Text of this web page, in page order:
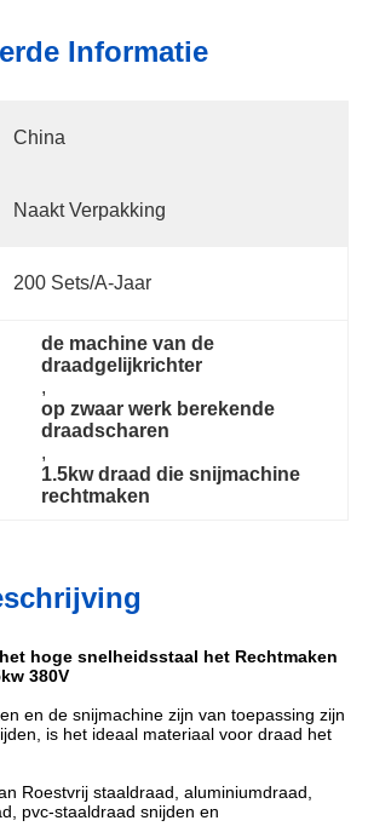
Informatie
China
Naakt Verpakking
200 Sets/a-Jaar
de machine van de
draadgelijkrichter
,
op zwaar werk berekende
draadscharen
,
1.5kw draad die snijmachine
rechtmaken
hoge snelheidsstaal het Rechtmaken
380V
en de snijmachine zijn van toepassing zijn
is het ideaal materiaal voor draad het
Roestvrij staaldraad, aluminiumdraad,
pvc-staaldraad snijden en